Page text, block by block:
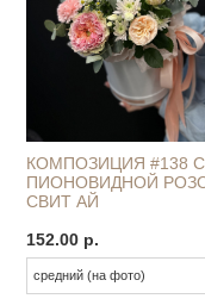
КОМПОЗИЦИЯ #138 С
ПИОНОВИДНОЙ
СВИТ АЙ
152.00 р.